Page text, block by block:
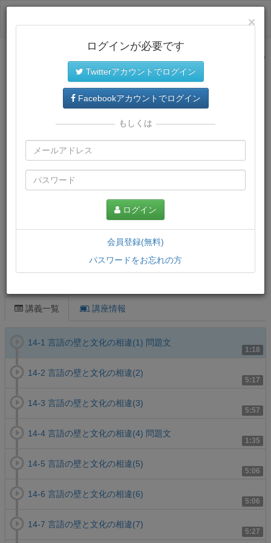
サイトトップに戻る
プレミアム会員では、教材がダウンロードでき、快適な動画
再生環境が提供されます。
講義一覧 講座情報
1:18
14-1 言語の壁と文化の相違(1) 問題文
5:17
14-2 言語の壁と文化の相違(2)
5:57
14-3 言語の壁と文化の相違(3)
1:35
14-4 言語の壁と文化の相違(4) 問題文
5:06
14-5 言語の壁と文化の相違(5)
5:06
14-6 言語の壁と文化の相違(6)
5:27
14-7 言語の壁と文化の相違(7)
×
ログインが必要です
Twitterアカウントでログイン
Facebookアカウントでログイン
もしくは
ログイン
会員登録(無料)
パスワードをお忘れの方